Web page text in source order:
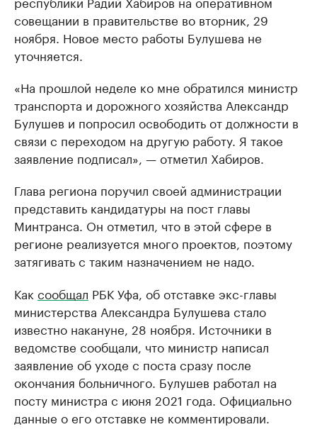
совещании в правительстве во вторник, 29
ноября. Новое место работы Булушева не
уточняется.
«На прошлой неделе ко мне обратился министр
транспорта и дорожного хозяйства Александр
Булушев и попросил освободить от должности в
связи с переходом на другую работу. Я такое
заявление подписал», — отметил Хабиров.
Глава региона поручил своей администрации
представить кандидатуры на пост главы
Минтранса. Он отметил, что в этой сфере в
регионе реализуется много проектов, поэтому
затягивать с таким назначением не надо.
Как сообщал РБК Уфа, об отставке экс-главы
министерства Александра Булушева стало
известно накануне, 28 ноября. Источники в
ведомстве сообщали, что министр написал
заявление об уходе с поста сразу после
окончания больничного. Булушев работал на
посту министра с июня 2021 года. Официально
данные о его отставке не комментировали.